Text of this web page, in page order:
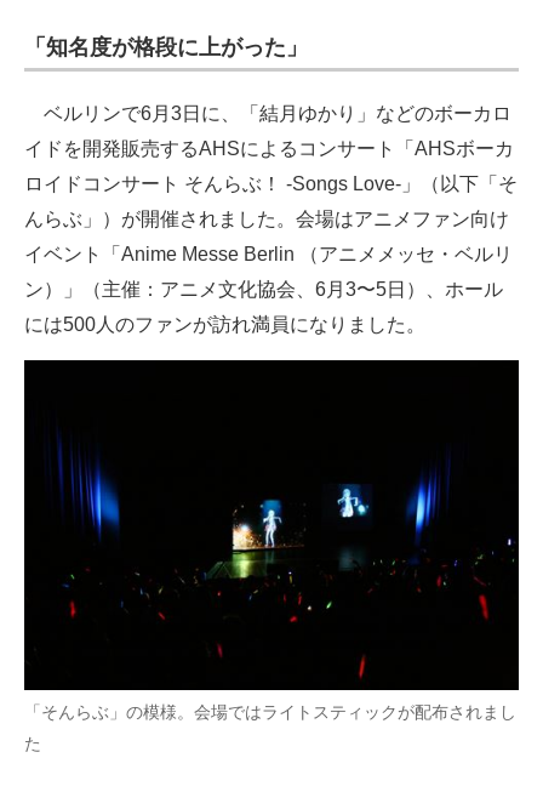
電子設計の基本と応用
建設×テクノロジーの最前線
ちょっと気になるネットの話題
「知名度が格段に上がった」
ベルリンで6月3日に、「結月ゆかり」などのボーカロ
イドを開発販売するAHSによるコンサート「AHSボーカ
ロイドコンサート そんらぶ！ -Songs Love-」（以下「そ
んらぶ」）が開催されました。会場はアニメファン向け
イベント「Anime Messe Berlin （アニメメッセ・ベルリ
ン）」（主催：アニメ文化協会、6月3〜5日）、ホール
には500人のファンが訪れ満員になりました。
「そんらぶ」の模様。会場ではライトスティックが配布されまし
た